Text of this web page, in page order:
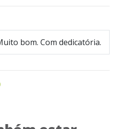
bom. Com dedicatória.